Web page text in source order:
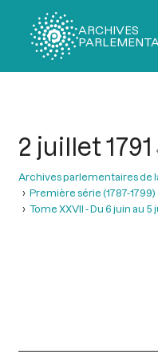
ARCHIVES
2 juillet 1791
Archives parlementaires de
Première série (1787-1799)
Tome XXVII - Du 6 juin au 5